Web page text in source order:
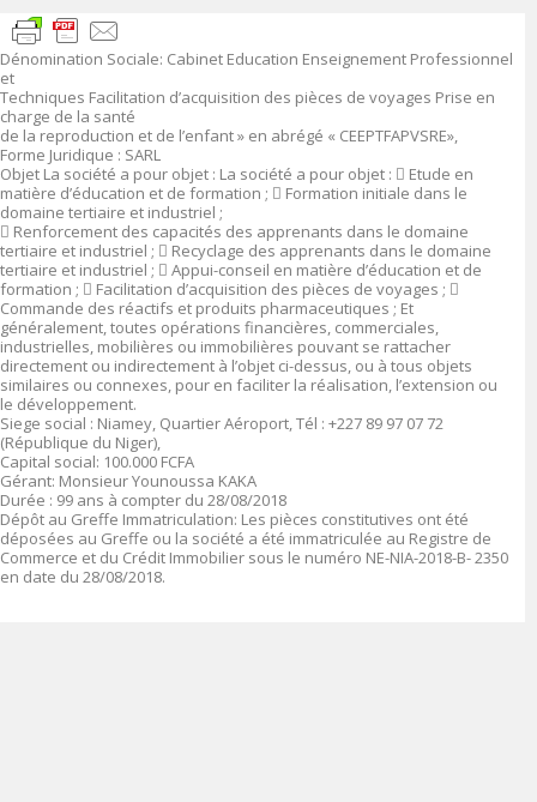
Dénomination Sociale: Cabinet Education Enseignement Professionnel
et
Techniques Facilitation d’acquisition des pièces de voyages Prise en
charge de la santé
de la reproduction et de l’enfant » en abrégé « CEEPTFAPVSRE»,
Forme Juridique : SARL
Objet La société a pour objet : La société a pour objet :  Etude en
matière d’éducation et de formation ;  Formation initiale dans le
domaine tertiaire et industriel ;
 Renforcement des capacités des apprenants dans le domaine
tertiaire et industriel ;  Recyclage des apprenants dans le domaine
tertiaire et industriel ;  Appui-conseil en matière d’éducation et de
formation ;  Facilitation d’acquisition des pièces de voyages ; 
Commande des réactifs et produits pharmaceutiques ; Et
généralement, toutes opérations financières, commerciales,
industrielles, mobilières ou immobilières pouvant se rattacher
directement ou indirectement à l’objet ci-dessus, ou à tous objets
similaires ou connexes, pour en faciliter la réalisation, l’extension ou
le développement.
Siege social : Niamey, Quartier Aéroport, Tél : +227 89 97 07 72
(République du Niger),
Capital social: 100.000 FCFA
Gérant: Monsieur Younoussa KAKA
Durée : 99 ans à compter du 28/08/2018
Dépôt au Greffe Immatriculation: Les pièces constitutives ont été
déposées au Greffe ou la société a été immatriculée au Registre de
Commerce et du Crédit Immobilier sous le numéro NE-NIA-2018-B- 2350
en date du 28/08/2018.